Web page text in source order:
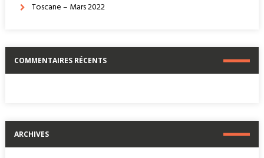
Toscane – Mars 2022
COMMENTAIRES RÉCENTS
ARCHIVES